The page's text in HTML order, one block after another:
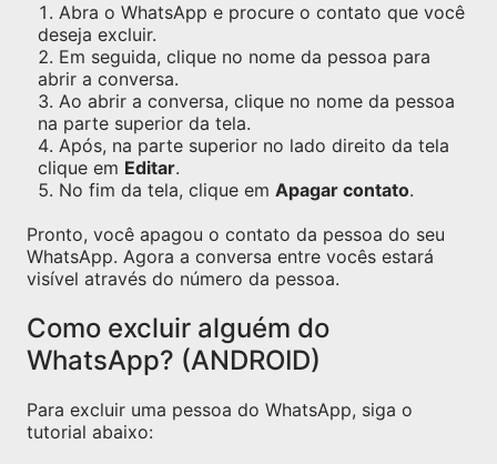
Abra o WhatsApp e procure o contato que você
deseja excluir.
Em seguida, clique no nome da pessoa para
abrir a conversa.
Ao abrir a conversa, clique no nome da pessoa
na parte superior da tela.
Após, na parte superior no lado direito da tela
clique em Editar.
No fim da tela, clique em Apagar contato.
Pronto, você apagou o contato da pessoa do seu
WhatsApp. Agora a conversa entre vocês estará
visível através do número da pessoa.
Como excluir alguém do
WhatsApp? (ANDROID)
Para excluir uma pessoa do WhatsApp, siga o
tutorial abaixo: